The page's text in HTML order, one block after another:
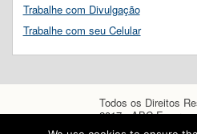
Trabalhe com Divulgação
Trabalhe com seu Celular
Todos os Direitos
2017 - ABC